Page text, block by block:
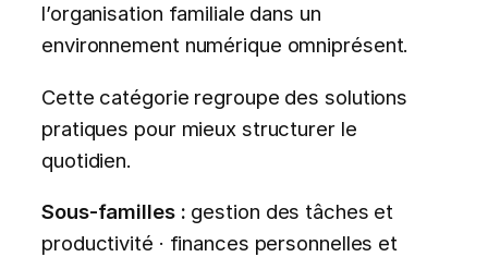
l’organisation familiale dans un
environnement numérique omniprésent.
Cette catégorie regroupe des solutions
pratiques pour mieux structurer le
quotidien.
Sous-familles : gestion des tâches et
productivité · finances personnelles et